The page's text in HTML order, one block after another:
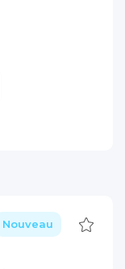
Nouveau